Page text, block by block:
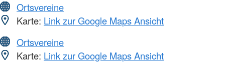
Ortsvereine
Karte: Link zur Google Maps Ansicht
Ortsvereine
Karte: Link zur Google Maps Ansicht